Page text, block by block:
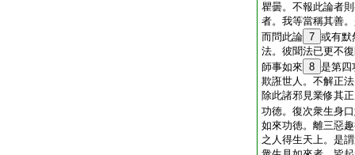
瞿曇。不報此論者
者。我等當稱其善
而問此論 7 或有默
法。彼聞法已更不
師事如來 8 是第四
欺誑世人。不解正
除此諸邪見業修其
功徳。復次衆生身
如來功徳。離三惡
之人得生天上。是